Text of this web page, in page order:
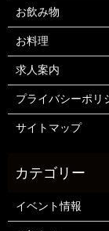
お飲み物
お料理
求人案内
プライバシーポリ
サイトマップ
イベント情報